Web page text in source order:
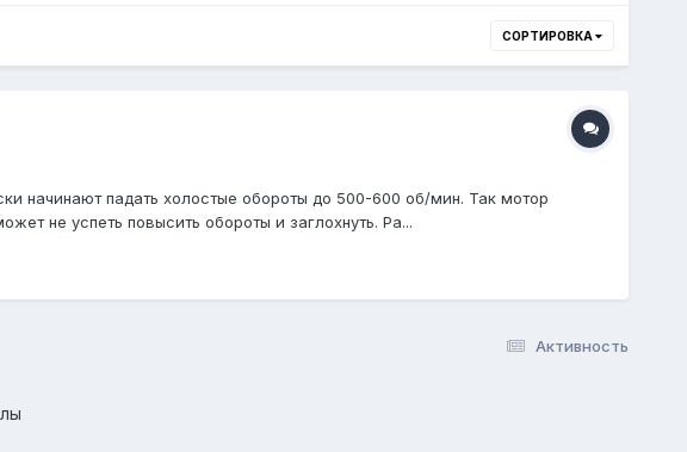
СОРТИРОВКА
начинают падать холостые обороты до 500-600 об/мин. Так мотор
не успеть повысить обороты и заглохнуть. Ра...
Активность